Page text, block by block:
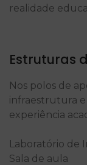
realidade
Estruturas
Nos polos de
infraestrutura
experiência
Laboratório de
Sala de aula